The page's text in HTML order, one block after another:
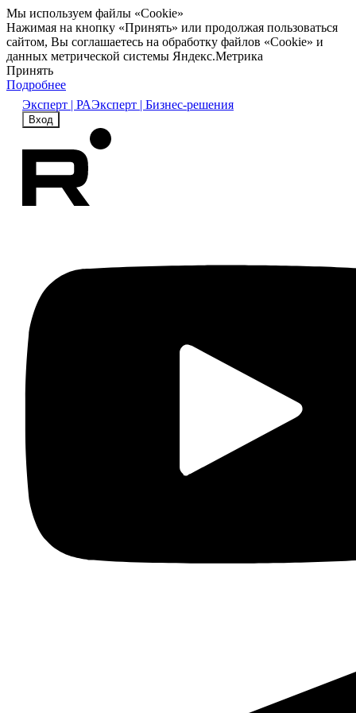
Мы используем файлы «Cookie»
Нажимая на кнопку «Принять» или продолжая пользоваться
сайтом, Вы соглашаетесь на обработку файлов «Cookie» и
данных метрической системы Яндекс.Метрика
Принять
Подробнее
Эксперт | РАЭксперт | Бизнес-решения
Вход